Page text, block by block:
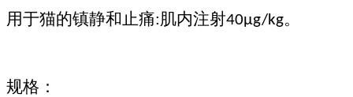
用于猫的镇静和止痛:肌内注射40μg/kg。
规格：